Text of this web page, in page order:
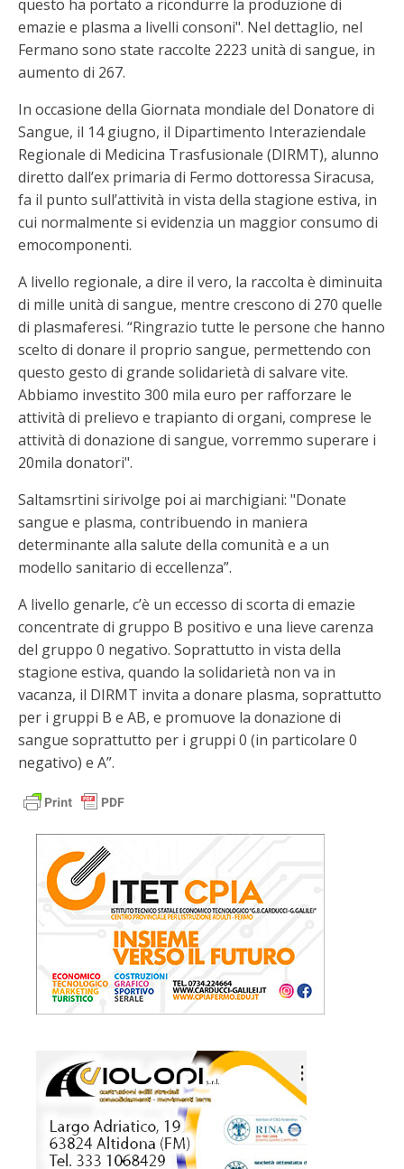
questo ha portato a ricondurre la produzione di
emazie e plasma a livelli consoni". Nel dettaglio, nel
Fermano sono state raccolte 2223 unità di sangue, in
aumento di 267.
In occasione della Giornata mondiale del Donatore di
Sangue, il 14 giugno, il Dipartimento Interaziendale
Regionale di Medicina Trasfusionale (DIRMT), alunno
diretto dall’ex primaria di Fermo dottoressa Siracusa,
fa il punto sull’attività in vista della stagione estiva, in
cui normalmente si evidenzia un maggior consumo di
emocomponenti.
A livello regionale, a dire il vero, la raccolta è diminuita
di mille unità di sangue, mentre crescono di 270 quelle
di plasmaferesi. “Ringrazio tutte le persone che hanno
scelto di donare il proprio sangue, permettendo con
questo gesto di grande solidarietà di salvare vite.
Abbiamo investito 300 mila euro per rafforzare le
attività di prelievo e trapianto di organi, comprese le
attività di donazione di sangue, vorremmo superare i
20mila donatori".
Saltamsrtini sirivolge poi ai marchigiani: "Donate
sangue e plasma, contribuendo in maniera
determinante alla salute della comunità e a un
modello sanitario di eccellenza”.
A livello genarle, c’è un eccesso di scorta di emazie
concentrate di gruppo B positivo e una lieve carenza
del gruppo 0 negativo. Soprattutto in vista della
stagione estiva, quando la solidarietà non va in
vacanza, il DIRMT invita a donare plasma, soprattutto
per i gruppi B e AB, e promuove la donazione di
sangue soprattutto per i gruppi 0 (in particolare 0
negativo) e A”.